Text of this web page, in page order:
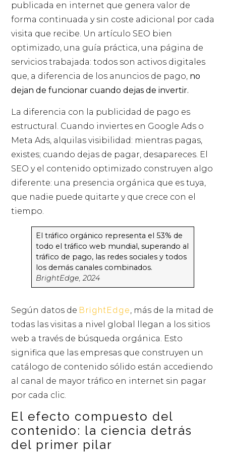
publicada en internet que genera valor de
forma continuada y sin coste adicional por cada
visita que recibe. Un artículo SEO bien
optimizado, una guía práctica, una página de
servicios trabajada: todos son activos digitales
que, a diferencia de los anuncios de pago, no
dejan de funcionar cuando dejas de invertir.
La diferencia con la publicidad de pago es
estructural. Cuando inviertes en Google Ads o
Meta Ads, alquilas visibilidad: mientras pagas,
existes; cuando dejas de pagar, desapareces. El
SEO y el contenido optimizado construyen algo
diferente: una presencia orgánica que es tuya,
que nadie puede quitarte y que crece con el
tiempo.
El tráfico orgánico representa el 53% de
todo el tráfico web mundial, superando al
tráfico de pago, las redes sociales y todos
los demás canales combinados.
BrightEdge, 2024
Según datos de BrightEdge , más de la mitad de
todas las visitas a nivel global llegan a los sitios
web a través de búsqueda orgánica. Esto
significa que las empresas que construyen un
catálogo de contenido sólido están accediendo
al canal de mayor tráfico en internet sin pagar
por cada clic.
El efecto compuesto del
contenido: la ciencia detrás
del primer pilar